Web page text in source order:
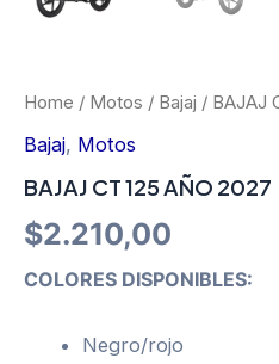
Home / Motos / Bajaj / BAJAJ
Bajaj, Motos
BAJAJ CT 125 AÑO 2027
$2.210,00
COLORES DISPONIBLES:
Negro/rojo